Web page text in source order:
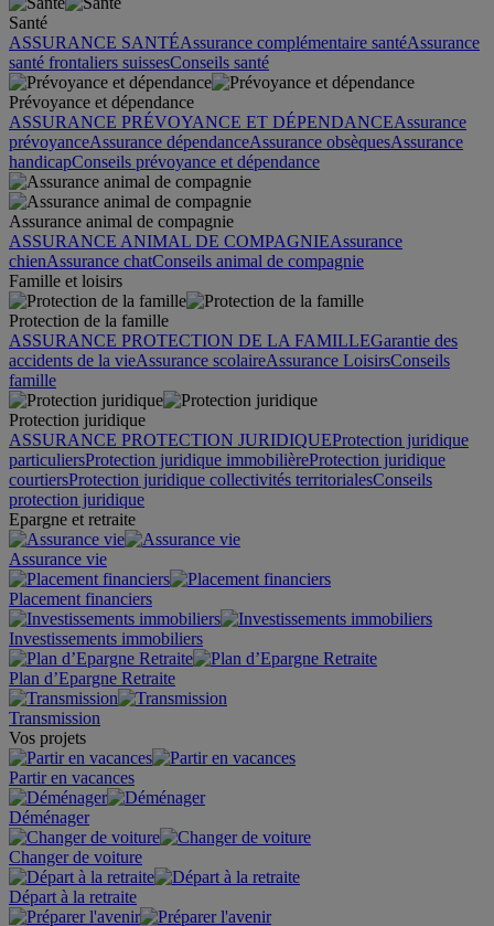
Santé
ASSURANCE SANTÉAssurance complémentaire santéAssurance
santé frontaliers suissesConseils santé
Prévoyance et dépendance
ASSURANCE PRÉVOYANCE ET DÉPENDANCEAssurance
prévoyanceAssurance dépendanceAssurance obsèquesAssurance
handicapConseils prévoyance et dépendance
Assurance animal de compagnie
ASSURANCE ANIMAL DE COMPAGNIEAssurance
chienAssurance chatConseils animal de compagnie
Famille et loisirs
Protection de la famille
ASSURANCE PROTECTION DE LA FAMILLEGarantie des
accidents de la vieAssurance scolaireAssurance LoisirsConseils
famille
Protection juridique
ASSURANCE PROTECTION JURIDIQUEProtection juridique
particuliersProtection juridique immobilièreProtection juridique
courtiersProtection juridique collectivités territorialesConseils
protection juridique
Epargne et retraite
Assurance vie
Placement financiers
Investissements immobiliers
Plan d’Epargne Retraite
Transmission
Vos projets
Partir en vacances
Déménager
Changer de voiture
Départ à la retraite